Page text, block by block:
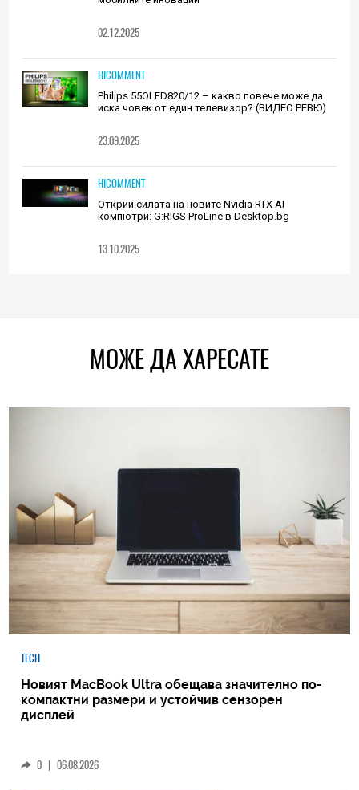
02.12.2025
HICOMMENT
Philips 55OLED820/12 – какво повече може да
иска човек от един телевизор? (ВИДЕО РЕВЮ)
23.09.2025
HICOMMENT
Открий силата на новите Nvidia RTX AI
компютри: G:RIGS ProLine в Desktop.bg
13.10.2025
МОЖЕ ДА ХАРЕСАТЕ
TECH
Новият MacBook Ultra обещава значително по-
компактни размери и устойчив сензорен
дисплей
0 | 06.08.2026